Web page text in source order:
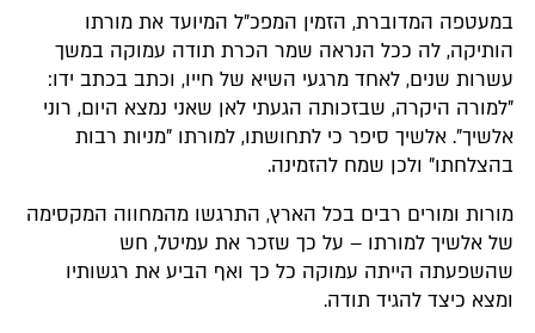
במעטפה המדוברת, הזמין המפכ"ל המיועד את מורתו
הותיקה, לה ככל הנראה שמר הכרת תודה עמוקה במשך
עשרות שנים, לאחד מרגעי השיא של חייו, וכתב בכתב ידו:
"למורה היקרה, שבזכותה הגעתי לאן שאני נמצא היום, רוני
אלשיך". אלשיך סיפר כי לתחושתו, למורתו "מניות רבות
בהצלחתו" ולכן שמח להזמינה.
מורות ומורים רבים בכל הארץ, התרגשו מהמחווה המקסימה
של אלשיך למורתו – על כך שזכר את עמיטל, חש
שהשפעתה הייתה עמוקה כל כך ואף הביע את רגשותיו
ומצא כיצד להגיד תודה.